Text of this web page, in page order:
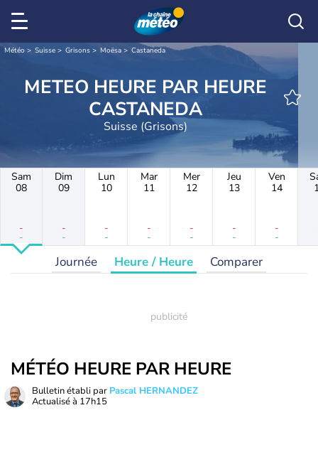
Météo Suisse Grisons Moësa Castaneda
METEO HEURE PAR HEURE
CASTANEDA
Suisse (Grisons)
Sam
08
-
-
Dim
09
-
-
Lun
10
-
-
Mar
11
-
-
Mer
12
-
-
Jeu
13
-
-
Ven
14
-
-
Journée Heure / Heure Comparer
MÉTÉO HEURE PAR HEURE
Bulletin établi par Pascal HERNANDEZ
Actualisé à 17h15